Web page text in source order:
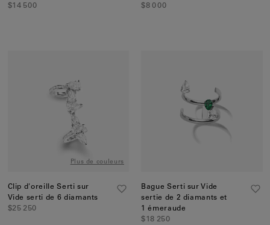
$14 500 $8 000
Plus de couleurs
Clip d'oreille Serti sur
Vide serti de 6 diamants
$25 250
Bague Serti sur Vide
sertie de 2 diamants et
1 émeraude
$18 250